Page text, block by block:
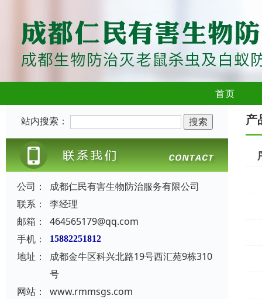
首页
站内搜索：
公司：
成都仁民有害生物防治服务有限公司
联系：
李经理
邮箱：
464565179@qq.com
手机：
15882251812
地址：
成都金牛区科兴北路19号西汇苑9栋310
号
网站：
www.rmmsgs.com
产